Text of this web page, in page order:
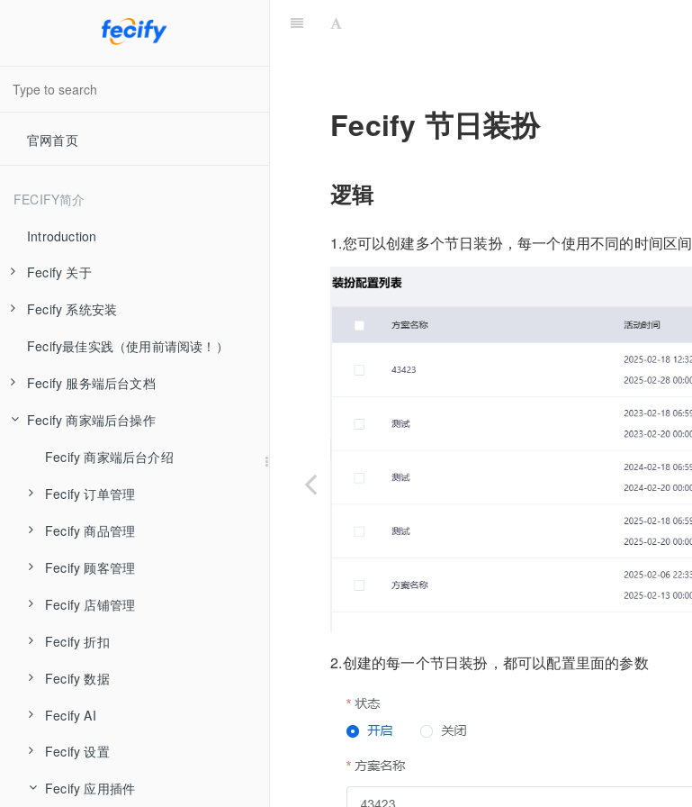
官网首页
FECIFY简介
Introduction
Fecify 关于
Fecify 系统介绍
Fecify 视频教学
Fecify 最新发布
Fecify AI知识库
Fecify 系统安装
Fecify 准备工作
Fecify 环境配置-手动
Fecify 环境配置-宝塔
Fecify 系统安装
Fecify系统自启动配置
Fecify ssl
Fecify 宝塔中如何开启下载器
Fecify 安装，升级问题
Fecify最佳实践（使用前请阅读！）
Fecify 服务端后台文档
Fecify 用户管理
Fecify 店铺管理
Fecify 应用管理
Fecify 升级授权
Fecify 系统设置
Fecify 店铺防关联
Fecify 账户体系
Fecify 商家端后台操作
Fecify 商家端后台介绍
Fecify 订单管理
Fecify 待处理订单
Fecify 待处理订单列表和导出
Fecify 订单取消
Fecify 订单发货
Fecify 订单收货
Fecify 发起订单售后
Fecify 未完成订单
Fecify 未完成订单列表
Fecify 订单召回邮件
Fecify 售后订单
Fecify 售后-退款退货
Fecify 商品管理
Fecify 商品管理
Fecify 商品专辑
Fecify 商品回收站
Fecify 商品导入导出
Fecify 顾客管理
Fecify 顾客列表
Fecify 顾客留言
Fecify 店铺管理
Fecify 店铺主题装修
Fecify 店铺装修详细
Fecify 菜单导航
Fecify 自定义页面
Fecify URL重定向
Fecify 折扣
Fecify 优惠券
Fecify 数据
Fecify 订单分析
Fecify 商品分析
Fecify 顾客统计
Fecify AI
Fecify AI智能体
Fecify 网站体检
Fecify 设置
Fecify 基础设置
Fecify 应用插件
Fecify 节日装扮
逻辑
1.您可以创建多个节日装扮，每一个使用不同的时间区间
2.创建的每一个节日装扮，都可以配置里面的参数